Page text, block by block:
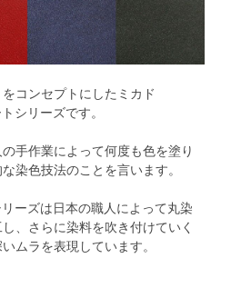
コンセプトにしたミカド
シリーズです。
手作業によって何度も色を塗り
染色技法のことを言います。
ーズは日本の職人によって丸染
、さらに染料を吹き付けていく
ムラを表現しています。